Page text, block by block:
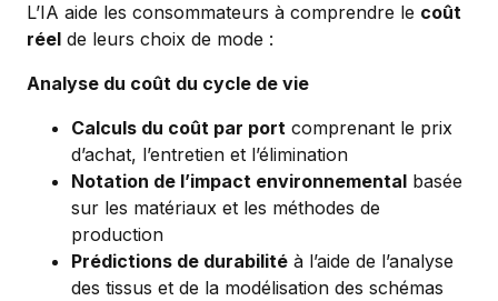
L’IA aide les consommateurs à comprendre le coût
réel de leurs choix de mode :
Analyse du coût du cycle de vie
Calculs du coût par port comprenant le prix
d’achat, l’entretien et l’élimination
Notation de l’impact environnemental basée
sur les matériaux et les méthodes de
production
Prédictions de durabilité à l’aide de l’analyse
des tissus et de la modélisation des schémas